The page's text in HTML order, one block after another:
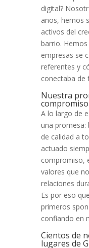
digital?
años, hemos
activos del
barrio.
empresas se
referentes y
conectaba de
Nuestra
compromiso
A lo largo de
una promesa:
de calidad a
actuado
compromiso,
valores que
relaciones
Es por eso
primeros
confiando en
Cientos de
lugares de